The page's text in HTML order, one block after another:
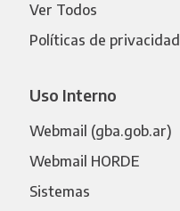
Ver Todos
Políticas de privacidad
Uso Interno
Webmail (gba.gob.ar)
Webmail HORDE
Sistemas